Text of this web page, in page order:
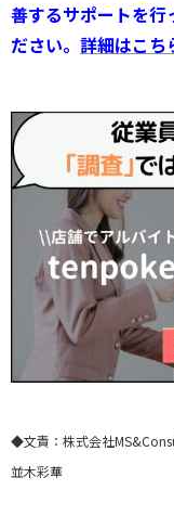
善するサポートを行
ださい。 詳細はこ
◆文責：株式会社
並木彩華